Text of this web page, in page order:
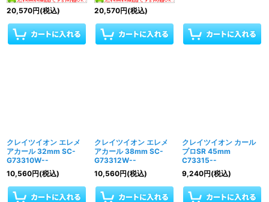
20,570円(税込) 20,570円(税込)
クレイツイオン エレメ
アカール 32mm SC-
G73310W--
10,560円(税込)
クレイツイオン エレメ
アカール 38mm SC-
G73312W--
10,560円(税込)
クレイツイオン カール
プロSR 45mm
C73315--
9,240円(税込)